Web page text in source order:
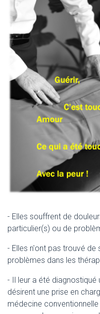
- Elles souffrent de
particulier(s) ou de
- Elles n'ont pas trouvé de
problèmes dans les
- Il leur a été diagnostiqué
désirent une prise en
médecine